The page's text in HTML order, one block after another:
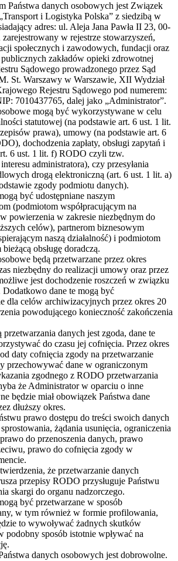
Państwa danych osobowych jest Związek
i Logistyka Polska” z siedzibą w
adres: ul. Aleja Jana Pawła II 23, 00-
w rejestrze stowarzyszeń,
społecznych i zawodowych, fundacji oraz
zakładów opieki zdrowotnej
Sądowego prowadzonego przez Sąd
St. Warszawy w Warszawie, XII Wydział
Rejestru Sądowego pod numerem:
7010437765, dalej jako „Administrator”.
mogą być wykorzystywane w celu
statutowej (na podstawie art. 6 ust. 1 lit.
prawa), umowy (na podstawie art. 6
dochodzenia zapłaty, obsługi zapytań i
6 ust. 1 lit. f) RODO czyli tzw.
administratora), czy przesyłania
drogą elektroniczną (art. 6 ust. 1 lit. a)
zgody podmiotu danych).
być udostępniane naszym
(podmiotom współpracującym na
powierzenia w zakresie niezbędnym do
celów), partnerom biznesowym
naszą działalność) i podmiotom
obsługę doradczą.
będą przetwarzane przez okres
niezbędny do realizacji umowy oraz przez
jest dochodzenie roszczeń w związku
Dodatkowo dane te mogą być
dla celów archiwizacyjnych przez okres 20
powodującego konieczność zakończenia
przetwarzania danych jest zgoda, dane te
do czasu jej cofnięcia. Przez okres
daty cofnięcia zgody na przetwarzanie
przechowywać dane w ograniczonym
zgodnego z RODO przetwarzania
że Administrator w oparciu o inne
będzie miał obowiązek Państwa dane
dłuższy okres.
prawo dostępu do treści swoich danych
żądania usunięcia, ograniczenia
do przenoszenia danych, prawo
prawo do cofnięcia zgody w
że przetwarzanie danych
przepisy RODO przysługuje Państwu
skargi do organu nadzorczego.
być przetwarzane w sposób
w tym również w formie profilowania,
to wywoływać żadnych skutków
podobny sposób istotnie wpływać na
danych osobowych jest dobrowolne.